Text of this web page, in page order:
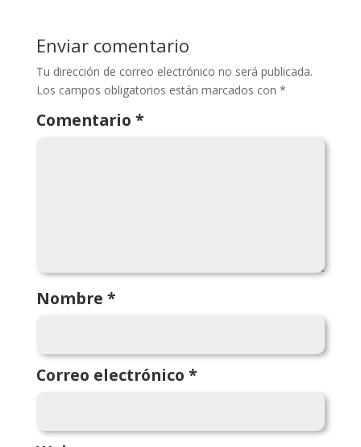
Enviar comentario
Tu dirección de correo electrónico no será publicada.
Los campos obligatorios están marcados con *
Comentario *
Nombre *
Correo electrónico *